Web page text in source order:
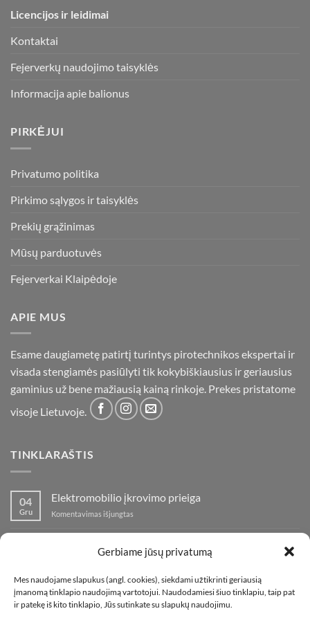
Gerbiame jūsų privatumą
Mes naudojame slapukus (angl. cookies), siekdami užtikrinti geriausią
įmanomą tinklapio naudojimą vartotojui. Naudodamiesi šiuo tinklapiu, taip pat
ir patekę iš kito tinklapio, Jūs sutinkate su slapukų naudojimu.
on
page
Licencijos ir leidimai
Kontaktai
Fejerverkų naudojimo taisyklės
Informacija apie balionus
PIRKĖJUI
Privatumo politika
Pirkimo sąlygos ir taisyklės
Prekių grąžinimas
Mūsų parduotuvės
Fejerverkai Klaipėdoje
APIE MUS
Esame daugiametę patirtį turintys pirotechnikos ekspertai ir
visada stengiamės pasiūlyti tik kokybiškiausius ir geriausius
gaminius už bene mažiausią kainą rinkoje. Prekes pristatome
visoje Lietuvoje.
TINKLARAŠTIS
04
Gru
Elektromobilio įkrovimo prieiga
Komentavimas išjungtas
prieiga
Komentavimas išjungtasįraše
fejerverkų
parduotuvė
Klaipedoje!
01
Lap
Kaip fotografuoti fejerverkus
Komentavimas išjungtasįraše